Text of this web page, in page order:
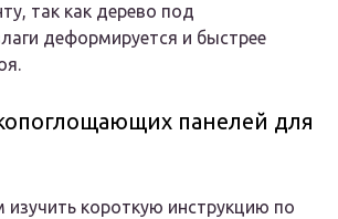
так как дерево под
деформируется и быстрее
панелей для
изучить короткую инструкцию по